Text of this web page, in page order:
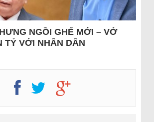
NGỒI GHẾ MỚI – VỞ
TỶ VỚI NHÂN DÂN